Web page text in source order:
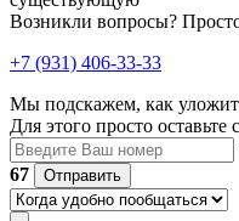
Возникли вопросы?
+7 (931) 406-33-33
Мы подскажем, как
Для этого просто
67
Отправить